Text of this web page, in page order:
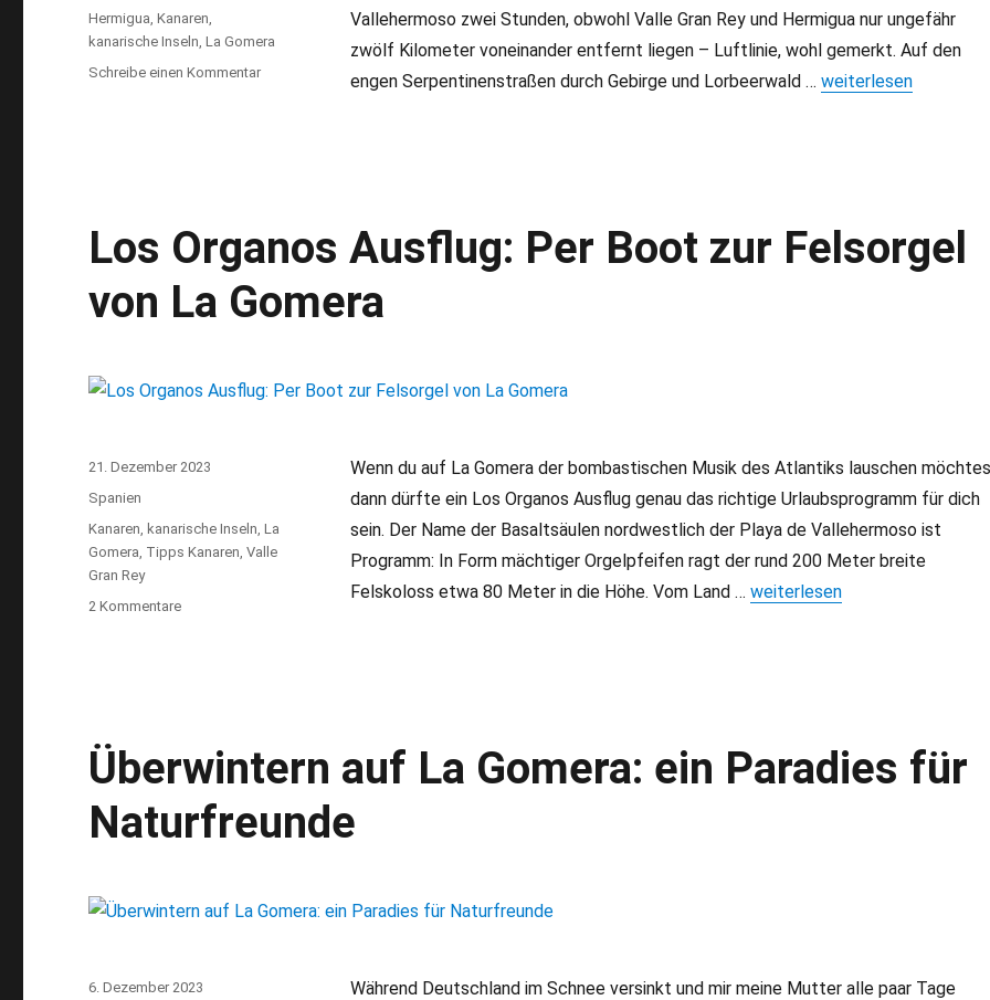
Vallehermoso zwei Stunden, obwohl Valle Gran Rey und Hermigua nur ungefähr
zwölf Kilometer voneinander entfernt liegen – Luftlinie, wohl gemerkt. Auf den
engen Serpentinenstraßen durch Gebirge und Lorbeerwald … „Hermigua auf La
weiterlesen
Schlagwörter
Hermigua ,Kanaren
kanarische Inseln ,La Gomera
Schreibe einen Kommentar
Wanderfreunde
Los Organos Ausflug: Per Boot zur Felsorgel
von La Gomera
Wenn du auf La Gomera der bombastischen Musik des Atlantiks lauschen
dann dürfte ein Los Organos Ausflug genau das richtige Urlaubsprogramm für dich
sein. Der Name der Basaltsäulen nordwestlich der Playa de Vallehermoso ist
Programm: In Form mächtiger Orgelpfeifen ragt der rund 200 Meter breite
Felskoloss etwa 80 Meter in die Höhe. Vom Land … „Los Organos Ausflug: Per
weiterlesen
Veröffentlicht
am
21. Dezember 2023
Kategorien
Spanien
Schlagwörter
Kanaren kanarische Inseln ,La
Gomera Tipps Kanaren ,Valle
Gran Rey
2 Kommentare
Felsorgel
La
Gomera
Überwintern auf La Gomera: ein Paradies für
Naturfreunde
Während Deutschland im Schnee versinkt und mir meine Mutter alle paar Tage
Veröffentlicht
6. Dezember 2023